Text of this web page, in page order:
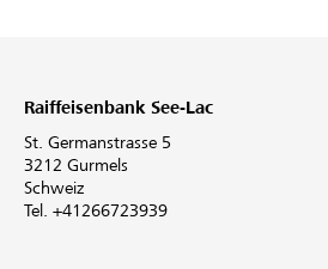
Raiffeisenbank See-Lac
St. Germanstrasse 5
3212 Gurmels
Schweiz
Tel. +41266723939